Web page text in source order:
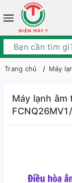
Trang chủ Máy
Máy lạnh âm